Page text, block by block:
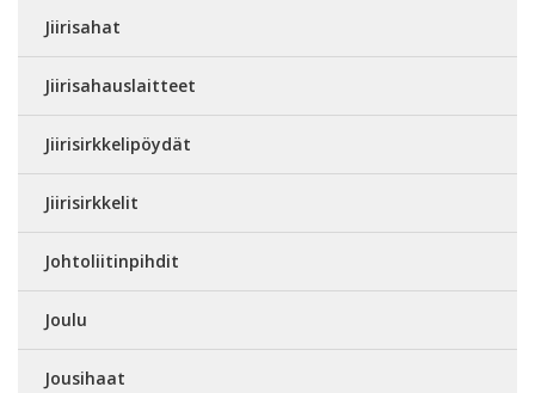
Jiirisahat
Jiirisahauslaitteet
Jiirisirkkelipöydät
Jiirisirkkelit
Johtoliitinpihdit
Joulu
Jousihaat